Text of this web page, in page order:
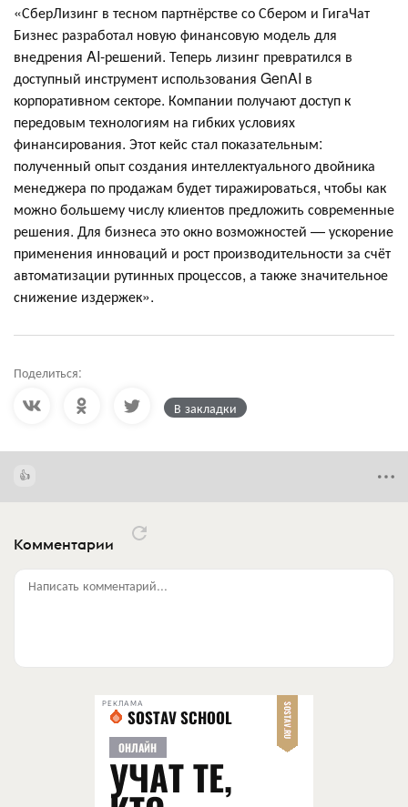
«СберЛизинг в тесном партнёрстве со Сбером и ГигаЧат
Бизнес разработал новую финансовую модель для
внедрения AI-решений. Теперь лизинг превратился в
доступный инструмент использования GenAI в
корпоративном секторе. Компании получают доступ к
передовым технологиям на гибких условиях
финансирования. Этот кейс стал показательным:
полученный опыт создания интеллектуального двойника
менеджера по продажам будет тиражироваться, чтобы как
можно большему числу клиентов предложить современные
решения. Для бизнеса это окно возможностей — ускорение
применения инноваций и рост производительности за счёт
автоматизации рутинных процессов, а также значительное
снижение издержек».
Поделиться:
В закладки
Комментарии
Написать комментарий...
РЕКЛАМА